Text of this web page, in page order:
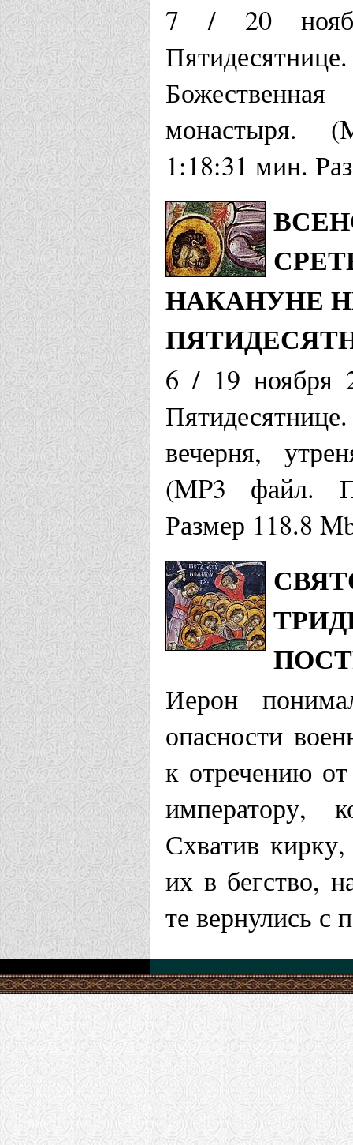
7 / 20
монастыря.
1:18:31 мин.
НАКАНУНЕ
6 / 19 ноября
вечерня,
(MP3 файл.
Размер 118.8
Иерон
опасности
к отречению
императору,
Схватив
их в бегство,
те вернулись с